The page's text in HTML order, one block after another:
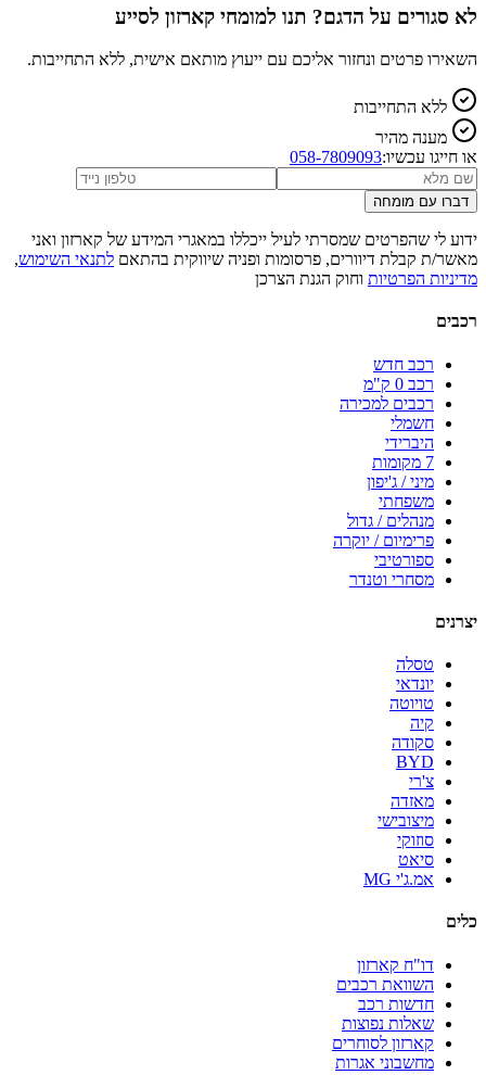
לא סגורים על הדגם? תנו למומחי קארזון לסייע
השאירו פרטים ונחזור אליכם עם ייעוץ מותאם אישית, ללא התחייבות.
ללא התחייבות
מענה מהיר
או חייגו עכשיו:058-7809093
דברו עם מומחה
ידוע לי שהפרטים שמסרתי לעיל ייכללו במאגרי המידע של קארזון ואני
מאשר/ת קבלת דיוורים, פרסומות ופניה שיווקית בהתאם לתנאי השימוש,
מדיניות הפרטיות וחוק הגנת הצרכן
רכבים
רכב חדש
רכב 0 ק"מ
רכבים למכירה
חשמלי
היברידי
7 מקומות
מיני / ג'יפון
משפחתי
מנהלים / גדול
פרימיום / יוקרה
ספורטיבי
מסחרי וטנדר
יצרנים
טסלה
יונדאי
טויוטה
קיה
סקודה
BYD
צ'רי
מאזדה
מיצובישי
סוזוקי
סיאט
אמ.ג'י MG
כלים
דו"ח קארזון
השוואת רכבים
חדשות רכב
שאלות נפוצות
קארזון לסוחרים
מחשבוני אגרות